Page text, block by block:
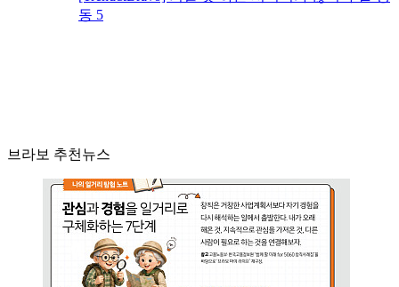
동 5
브라보 추천뉴스